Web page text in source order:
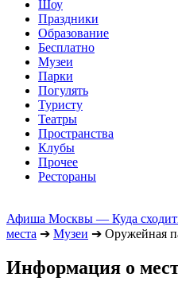
Шоу
Праздники
Образование
Бесплатно
Музеи
Парки
Погулять
Туристу
Театры
Пространства
Клубы
Прочее
Рестораны
Афиша Москвы — Куда
места ➔ Музеи ➔ Оружейная
Информация о